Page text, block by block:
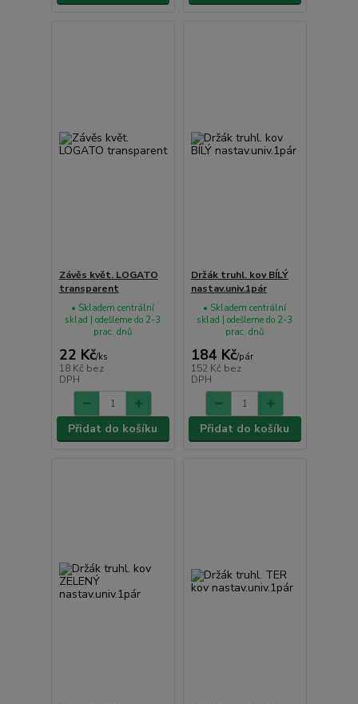
Závěs květ. LOGATO
transparent
22 Kč/ks
18 Kč bez
DPH
• Skladem centrální
sklad | odešleme do 2-3
prac. dnů
Přidat do košíku
Držák truhl. kov BÍLÝ
nastav.univ.1pár
184 Kč/pár
152 Kč bez
DPH
• Skladem centrální
sklad | odešleme do 2-3
prac. dnů
Přidat do košíku